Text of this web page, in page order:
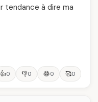
tendance à dire ma
👍0 👎0 😂0 🥰0